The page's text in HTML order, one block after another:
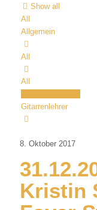
Show all
All
Allgemein
All
All
Gitarrenlehrer
8. Oktober 2017
Kristin